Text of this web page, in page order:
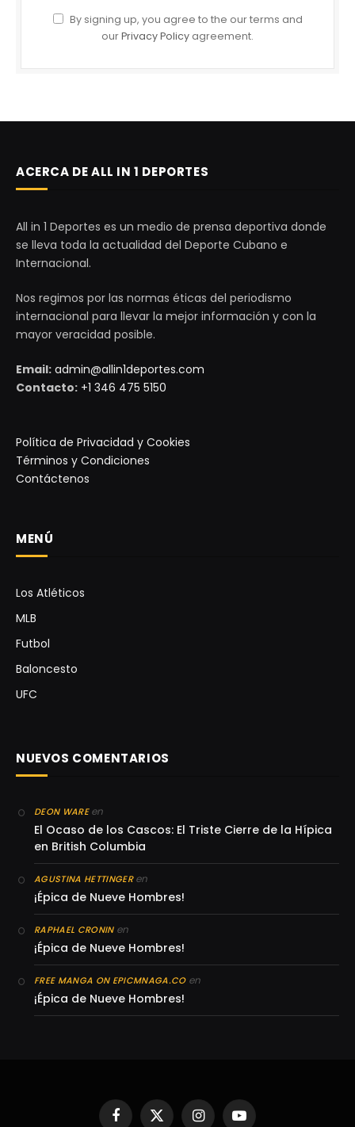
By signing up, you agree to the our terms and
ourPrivacy Policy agreement.
ACERCA DE ALL IN 1 DEPORTES
All in 1 Deportes es un medio de prensa deportiva donde
se lleva toda la actualidad del Deporte Cubano e
Internacional.
Nos regimos por las normas éticas del periodismo
internacional para llevar la mejor información y con la
mayor veracidad posible.
Email: admin@allin1deportes.com
Contacto: +1 346 475 5150
Política de Privacidad y Cookies
Términos y Condiciones
Contáctenos
MENÚ
Los Atléticos
MLB
Futbol
Baloncesto
UFC
NUEVOS COMENTARIOS
DEON WAREen
El Ocaso de los Cascos: El Triste Cierre de la Hípica
en British Columbia
AGUSTINA HETTINGERen
¡Épica de Nueve Hombres!
RAPHAEL CRONINen
¡Épica de Nueve Hombres!
FREE MANGA ON EPICMNAGA.COen
¡Épica de Nueve Hombres!
Facebook
X InstagramYouTube